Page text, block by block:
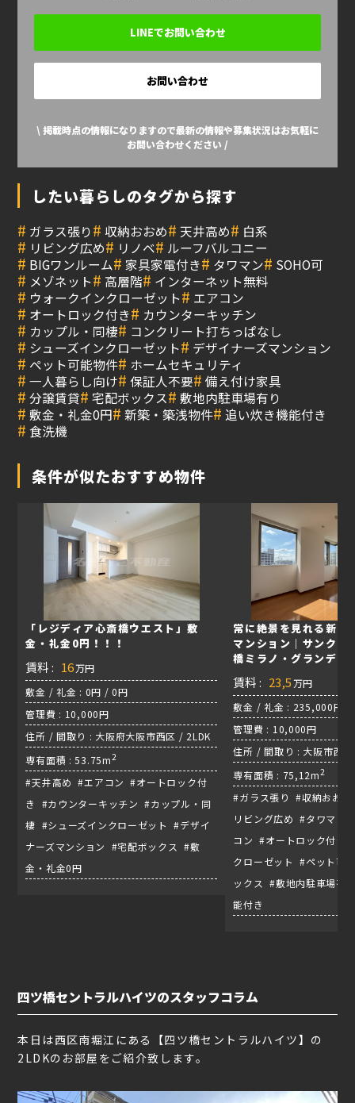
LINEでお問い合わせ
お問い合わせ
\ 掲載時点の情報になりますので最新の情報や募集状況はお気軽に
お問い合わせください /
したい暮らしのタグから探す
# ガラス張り# 収納おおめ# 天井高め# 白系
# リビング広め# リノベ# ルーフバルコニー
# BIGワンルーム# 家具家電付き# タワマン# SOHO可
# メゾネット# 高層階# インターネット無料
# ウォークインクローゼット# エアコン
# オートロック付き# カウンターキッチン
# カップル・同棲# コンクリート打ちっぱなし
# シューズインクローゼット# デザイナーズマンション
# ペット可能物件# ホームセキュリティ
# 一人暮らし向け# 保証人不要# 備え付け家具
# 分譲賃貸# 宅配ボックス# 敷地内駐車場有り
# 敷金・礼金0円# 新築・築浅物件# 追い炊き機能付き
# 食洗機
条件が似たおすすめ物件
「レジディア心斎橋ウエスト」敷
金・礼金0円！！！
賃料 : 16万円
敷金 / 礼金 : 0円 / 0円
管理費 : 10,000円
住所 / 間取り : 大阪府大阪市西区 / 2LDK
専有面積 : 53.75m2
#天井高め #エアコン #オートロック付
き #カウンターキッチン #カップル・同
棲 #シューズインクローゼット #デザイ
ナーズマンション #宅配ボックス #敷
金・礼金0円
常に絶景を見れる新町
マンション｜サンクタ
橋ミラノ・グランデ
賃料 : 23,5 万円
敷金 / 礼金 : 235,000円 /
管理費 : 10,000円
住所 / 間取り : 大阪市西
大阪メトロ長堀鶴見緑地
専有面積 : 75,12m2
#ガラス張り #収納おお
リビング広め #タワマン
コン #オートロック付き
クローゼット #ペット可
ックス #敷地内駐車場有
能付き
四ツ橋セントラルハイツのスタッフコラム
本日は西区南堀江にある【四ツ橋セントラルハイツ】の
2LDKのお部屋をご紹介致します。